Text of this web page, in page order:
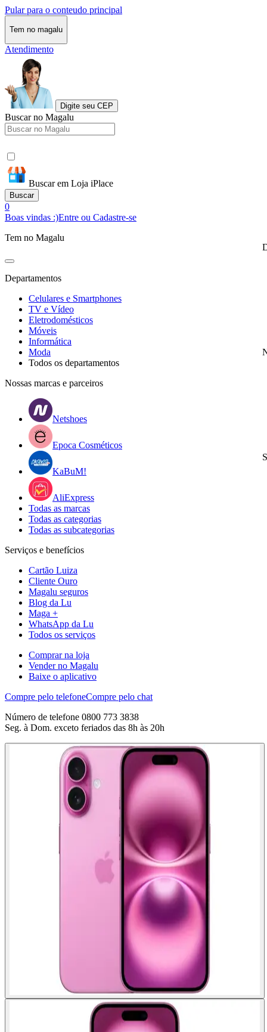
Pular para o conteudo principal
Tem no magalu
Atendimento
Digite seu CEP
Buscar no Magalu
Buscar em Loja iPlace
Buscar
0
Boas vindas :)Entre ou Cadastre-se
Tem no Magalu
Departamentos
Celulares e Smartphones
TV e Vídeo
Eletrodomésticos
Móveis
Informática
Moda
Todos os departamentos
Nossas marcas e parceiros
Netshoes
Epoca Cosméticos
KaBuM!
AliExpress
Todas as marcas
Todas as categorias
Todas as subcategorias
Serviços e benefícios
Cartão Luiza
Cliente Ouro
Magalu seguros
Blog da Lu
Maga +
WhatsApp da Lu
Todos os serviços
Comprar na loja
Vender no Magalu
Baixe o aplicativo
Compre pelo telefoneCompre pelo chat
Número de telefone 0800 773 3838
Seg. à Dom. exceto feriados das 8h às 20h